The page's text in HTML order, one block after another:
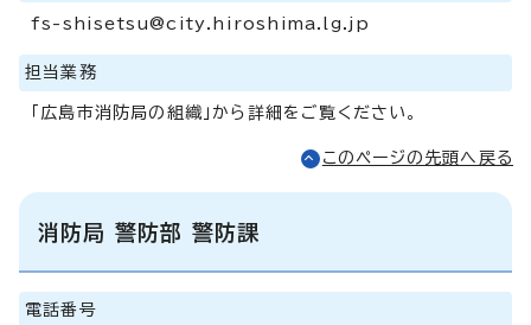
fs-shisetsu@city.hiroshima.lg.jp
担当業務
「広島市消防局の組織」から詳細をご覧ください。
このページの先頭へ戻る
消防局 警防部 警防課
電話番号